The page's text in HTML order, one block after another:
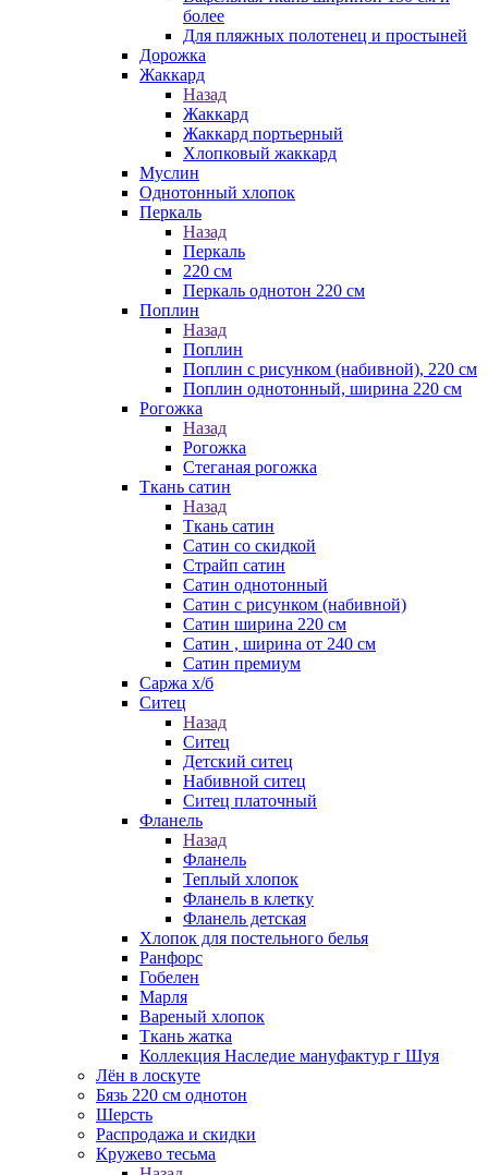
более
Для пляжных полотенец и простыней
Дорожка
Жаккард
Назад
Жаккард
Жаккард портьерный
Хлопковый жаккард
Муслин
Однотонный хлопок
Перкаль
Назад
Перкаль
220 см
Перкаль однотон 220 см
Поплин
Назад
Поплин
Поплин с рисунком (набивной), 220 см
Поплин однотонный, ширина 220 см
Рогожка
Назад
Рогожка
Стеганая рогожка
Ткань сатин
Назад
Ткань сатин
Сатин со скидкой
Страйп сатин
Сатин однотонный
Сатин с рисунком (набивной)
Сатин ширина 220 см
Сатин , ширина от 240 см
Сатин премиум
Саржа х/б
Ситец
Назад
Ситец
Детский ситец
Набивной ситец
Ситец платочный
Фланель
Назад
Фланель
Теплый хлопок
Фланель в клетку
Фланель детская
Хлопок для постельного белья
Ранфорс
Гобелен
Марля
Вареный хлопок
Ткань жатка
Коллекция Наследие мануфактур г Шуя
Лён в лоскуте
Бязь 220 см однотон
Шерсть
Распродажа и скидки
Кружево тесьма